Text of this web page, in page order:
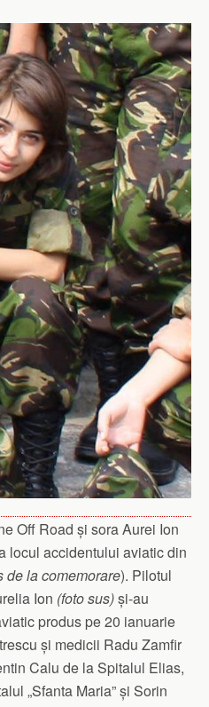
Off Road și sora Aurei Ion
locul accidentului aviatic din
de la comemorare). Pilotul
Ion (foto sus)și-au
produs pe 20 ianuarie
și medicii Radu Zamfir
Calu de la Spitalul Elias,
„Sfanta Maria” și Sorin